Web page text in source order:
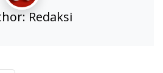
Redaksi